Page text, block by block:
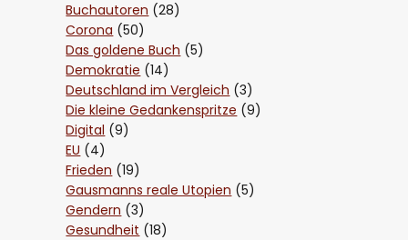
Buchautoren (28)
Corona (50)
Das goldene Buch (5)
Demokratie (14)
Deutschland im Vergleich (3)
Die kleine Gedankenspritze (9)
Digital (9)
EU (4)
Frieden (19)
Gausmanns reale Utopien (5)
Gendern (3)
Gesundheit (18)